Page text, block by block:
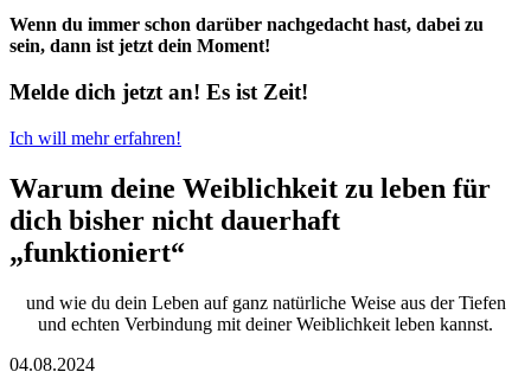
Wenn du immer schon darüber nachgedacht hast, dabei zu
sein, dann ist jetzt dein Moment!
Melde dich jetzt an! Es ist Zeit!
Ich will mehr erfahren!
Warum deine Weiblichkeit zu leben für
dich bisher nicht dauerhaft
„funktioniert“
und wie du dein Leben auf ganz natürliche Weise aus der Tiefen
und echten Verbindung mit deiner Weiblichkeit leben kannst.
04.08.2024